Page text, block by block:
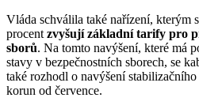
Vláda schválila také nařízení, kterým
procent zvyšují základní tarify pro
sborů. Na tomto navýšení, které má
stavy v bezpečnostních sborech, se
také rozhodl o navýšení
korun od července.